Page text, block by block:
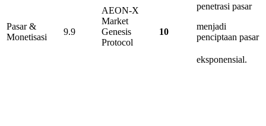
Pasar &
Monetisasi
9.9
AEON-X
Market
Genesis
Protocol
10
penetrasi pasar
menjadi
penciptaan pasar
eksponensial.